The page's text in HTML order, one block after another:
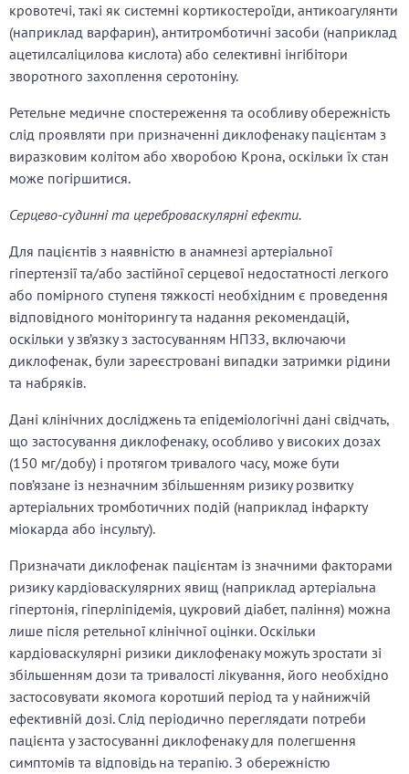
кровотечі, такі як системні кортикостероїди, антикоагулянти
(наприклад варфарин), антитромботичні засоби (наприклад
ацетилсаліцилова кислота) або селективні інгібітори
зворотного захоплення серотоніну.
Ретельне медичне спостереження та особливу обережність
слід проявляти при призначенні диклофенаку пацієнтам з
виразковим колітом або хворобою Крона, оскільки їх стан
може погіршитися.
Серцево-судинні та цереброваскулярні ефекти.
Для пацієнтів з наявністю в анамнезі артеріальної
гіпертензії та/або застійної серцевої недостатності легкого
або помірного ступеня тяжкості необхідним є проведення
відповідного моніторингу та надання рекомендацій,
оскільки у зв’язку з застосуванням НПЗЗ, включаючи
диклофенак, були зареєстровані випадки затримки рідини
та набряків.
Дані клінічних досліджень та епідеміологічні дані свідчать,
що застосування диклофенаку, особливо у високих дозах
(150 мг/добу) і протягом тривалого часу, може бути
пов’язане із незначним збільшенням ризику розвитку
артеріальних тромботичних подій (наприклад інфаркту
міокарда або інсульту).
Призначати диклофенак пацієнтам із значними факторами
ризику кардіоваскулярних явищ (наприклад артеріальна
гіпертонія, гіперліпідемія, цукровий діабет, паління) можна
лише після ретельної клінічної оцінки. Оскільки
кардіоваскулярні ризики диклофенаку можуть зростати зі
збільшенням дози та тривалості лікування, його необхідно
застосовувати якомога коротший період та у найнижчій
ефективній дозі. Слід періодично переглядати потреби
пацієнта у застосуванні диклофенаку для полегшення
симптомів та відповідь на терапію. З обережністю